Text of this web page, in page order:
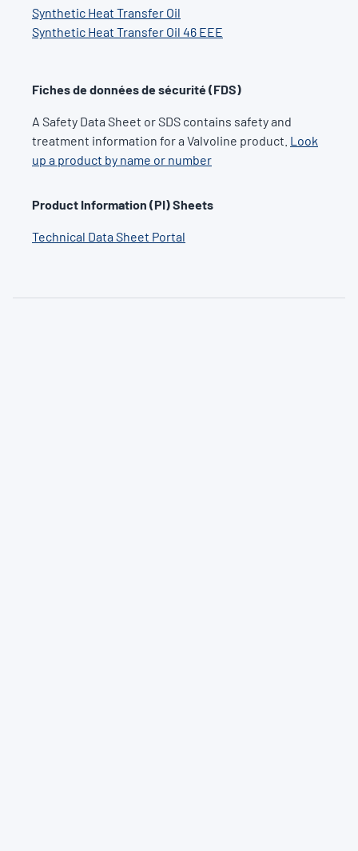
Synthetic Heat Transfer Oil
Synthetic Heat Transfer Oil 46 EEE
Fiches de données de sécurité (FDS)
A Safety Data Sheet or SDS contains safety and
treatment information for a Valvoline product. Look
up a product by name or number
Product Information (PI) Sheets
Technical Data Sheet Portal